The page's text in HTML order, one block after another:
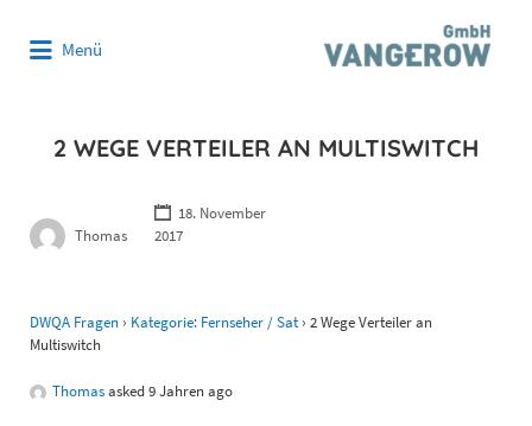
Menü
2 WEGE VERTEILER AN MULTISWITCH
Thomas
18. November
2017
DWQA Fragen › Kategorie: Fernseher / Sat› 2 Wege Verteiler an
Multiswitch
Thomasasked 9 Jahren ago